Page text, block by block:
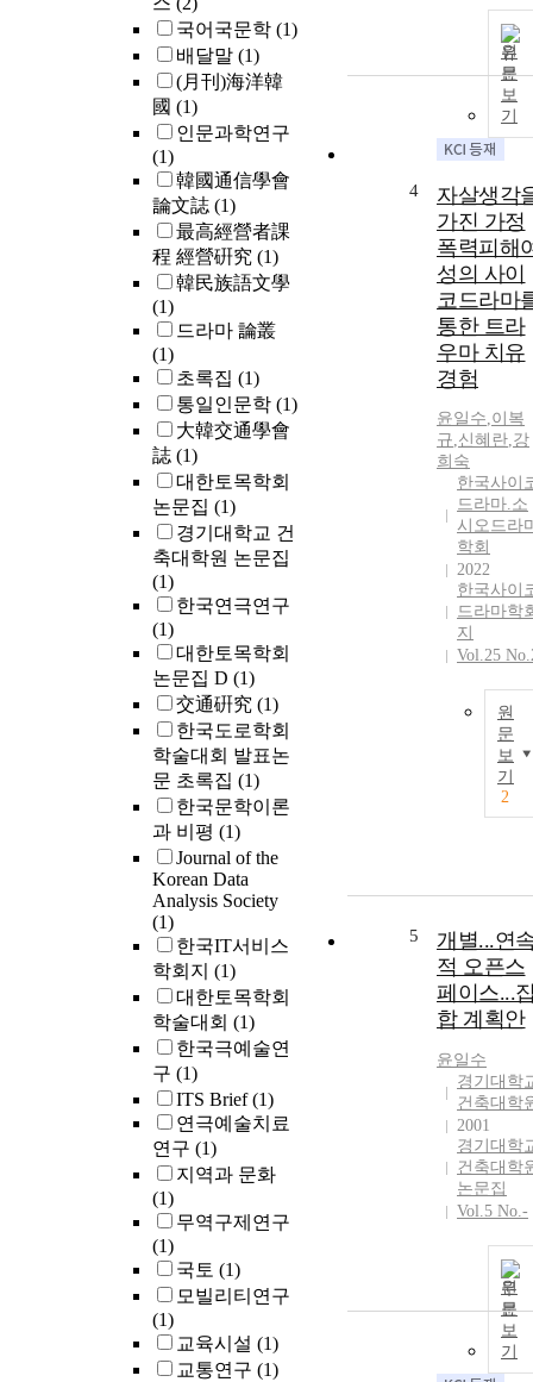
국어국문학 (1)
배달말 (1)
(月刊)海洋韓
國 (1)
인문과학연구
(1)
韓國通信學會
論文誌 (1)
最高經營者課
程 經營硏究 (1)
韓民族語文學
(1)
드라마 論叢
(1)
초록집 (1)
통일인문학 (1)
大韓交通學會
誌 (1)
대한토목학회
논문집 (1)
경기대학교 건
축대학원 논문집
(1)
한국연극연구
(1)
대한토목학회
논문집 D (1)
交通硏究 (1)
한국도로학회
학술대회 발표논
문 초록집 (1)
한국문학이론
과 비평 (1)
Journal of the
Korean Data
Analysis Society
(1)
한국IT서비스
학회지 (1)
대한토목학회
학술대회 (1)
한국극예술연
구 (1)
ITS Brief(1)
연극예술치료
연구 (1)
지역과 문화
(1)
무역구제연구
(1)
국토 (1)
모빌리티연구
(1)
교육시설 (1)
교통연구 (1)
원
문
보
기
4
자살생각
가진 가정
폭력피해
성의 사이
코드라마
통한 트라
우마 치유
경험
윤일수,이복
규,신혜란,강
희숙
한국사이
드라마.소
시오드라
학회
2022
한국사이
드라마학
지
Vol.25
원
문
보
기
2
5
개별...연
적 오픈스
페이스...
합 계획안
윤일수
경기대학
건축대학
2001
경기대학
건축대학
논문집
Vol.5 No.-
원
문
보
기